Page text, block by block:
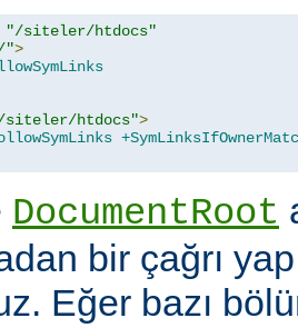
"/siteler/htdocs"
">
siteler/htdocs">
DocumentRoot
bir çağrı
Eğer bazı